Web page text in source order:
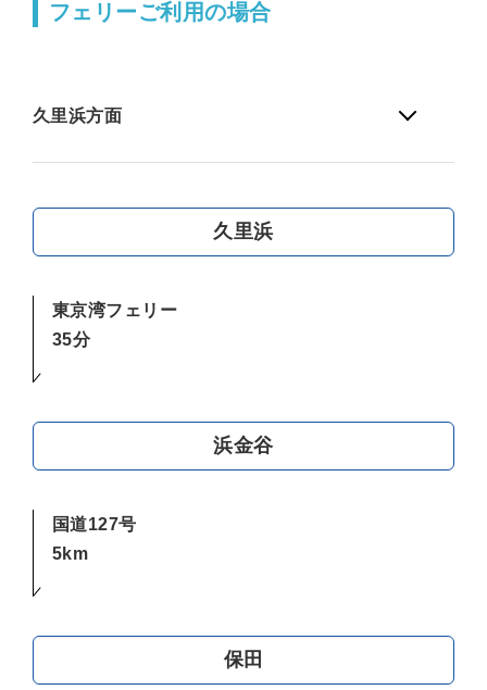
フェリーご利用の場合
久里浜方面
久里浜
東京湾フェリー
35分
浜金谷
国道127号
5km
保田